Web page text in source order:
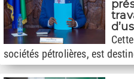
sociétés pétrolières, est